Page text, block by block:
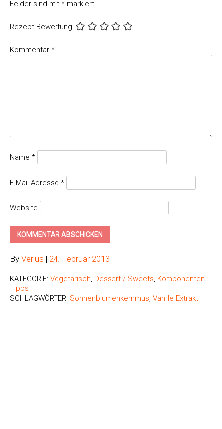
Felder sind mit * markiert
Rezept Bewertung
Kommentar *
Name *
E-Mail-Adresse *
Website
By Verius | 24. Februar 2013
KATEGORIE: Vegetarisch, Dessert / Sweets, Komponenten +
Tipps
SCHLAGWÖRTER: Sonnenblumenkernmus, Vanille Extrakt